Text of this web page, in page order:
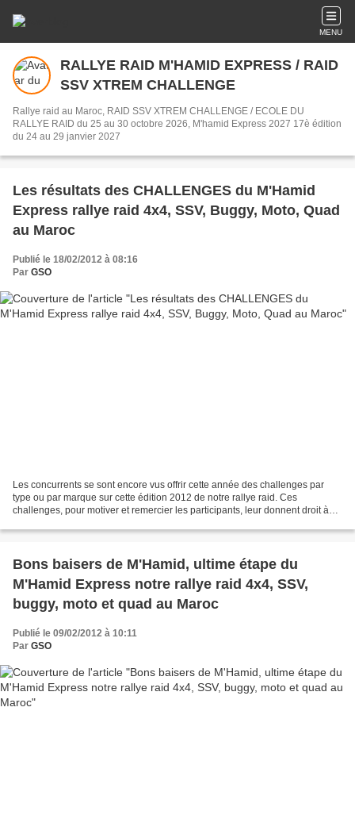
MENU
RALLYE RAID M'HAMID EXPRESS / RAID
SSV XTREM CHALLENGE
Rallye raid au Maroc, RAID SSV XTREM CHALLENGE / ECOLE DU
RALLYE RAID du 25 au 30 octobre 2026, M'hamid Express 2027 17è édition
du 24 au 29 janvier 2027
Les résultats des CHALLENGES du M'Hamid
Express rallye raid 4x4, SSV, Buggy, Moto, Quad
au Maroc
Publié le 18/02/2012 à 08:16
Par GSO
Les concurrents se sont encore vus offrir cette année des challenges par
type ou par marque sur cette édition 2012 de notre rallye raid. Ces
challenges, pour motiver et remercier les participants, leur donnent droit à
Bons baisers de M'Hamid, ultime étape du
M'Hamid Express notre rallye raid 4x4, SSV,
buggy, moto et quad au Maroc
Publié le 09/02/2012 à 10:11
Par GSO